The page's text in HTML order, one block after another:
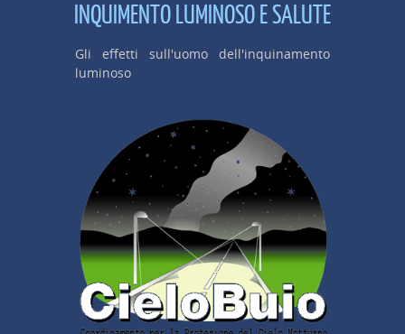
INQUIMENTO LUMINOSO E SALUTE
Gli effetti sull'uomo dell'inquinamento
luminoso